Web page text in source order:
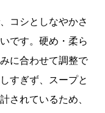
コシとしなやかさ
です。硬め・柔ら
に合わせて調整で
すぎず、スープと
されているため、